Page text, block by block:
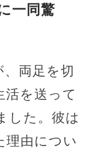
一同驚
両足を切
活を送って
した。彼は
理由につい